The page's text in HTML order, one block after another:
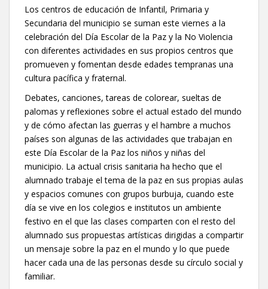
Los centros de educación de Infantil, Primaria y
Secundaria del municipio se suman este viernes a la
celebración del Día Escolar de la Paz y la No Violencia
con diferentes actividades en sus propios centros que
promueven y fomentan desde edades tempranas una
cultura pacífica y fraternal.
Debates, canciones, tareas de colorear, sueltas de
palomas y reflexiones sobre el actual estado del mundo
y de cómo afectan las guerras y el hambre a muchos
países son algunas de las actividades que trabajan en
este Día Escolar de la Paz los niños y niñas del
municipio. La actual crisis sanitaria ha hecho que el
alumnado trabaje el tema de la paz en sus propias aulas
y espacios comunes con grupos burbuja, cuando este
día se vive en los colegios e institutos un ambiente
festivo en el que las clases comparten con el resto del
alumnado sus propuestas artísticas dirigidas a compartir
un mensaje sobre la paz en el mundo y lo que puede
hacer cada una de las personas desde su círculo social y
familiar.